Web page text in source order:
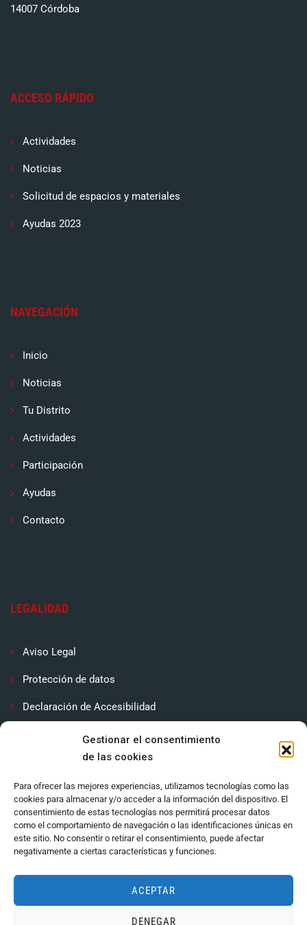
Gestionar el consentimiento
de las cookies
Para ofrecer las mejores experiencias, utilizamos tecnologías como las
cookies para almacenar y/o acceder a la información del dispositivo. El
consentimiento de estas tecnologías nos permitirá procesar datos
como el comportamiento de navegación o las identificaciones únicas en
este sitio. No consentir o retirar el consentimiento, puede afectar
negativamente a ciertas características y funciones.
ACEPTAR
DENEGAR
14007 Córdoba
ACCESO RÁPIDO
Actividades
Noticias
Solicitud de espacios y materiales
Ayudas 2023
NAVEGACIÓN
Inicio
Noticias
Tu Distrito
Actividades
Participación
Ayudas
Contacto
LEGALIDAD
Aviso Legal
Protección de datos
Declaración de Accesibilidad
Política de cookies (UE)